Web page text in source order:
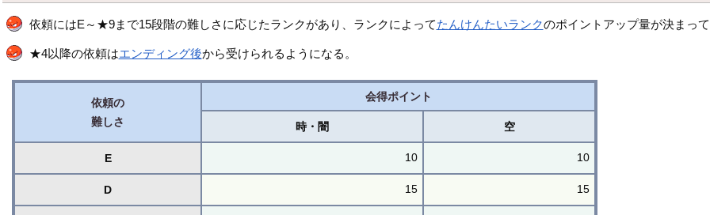
依頼にはE～★9まで15段階の難しさに応じたランクがあり、ランクによってたんけんたいランクのポイントアップ量が決まっ
★4以降の依頼はエンディング後から受けられるようになる。
依頼の
難しさ
会得ポイント
時・闇 空
E 10 10
D 15 15